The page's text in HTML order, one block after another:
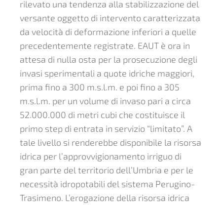
rilevato una tendenza alla stabilizzazione del
versante oggetto di intervento caratterizzata
da velocità di deformazione inferiori a quelle
precedentemente registrate. EAUT è ora in
attesa di nulla osta per la prosecuzione degli
invasi sperimentali a quote idriche maggiori,
prima fino a 300 m.s.l.m. e poi fino a 305
m.s.l.m. per un volume di invaso pari a circa
52.000.000 di metri cubi che costituisce il
primo step di entrata in servizio “limitato”. A
tale livello si renderebbe disponibile la risorsa
idrica per l’approvvigionamento irriguo di
gran parte del territorio dell’Umbria e per le
necessità idropotabili del sistema Perugino-
Trasimeno. L’erogazione della risorsa idrica